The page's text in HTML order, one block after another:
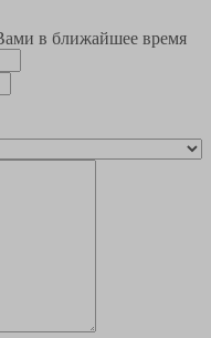
в ближайшее время